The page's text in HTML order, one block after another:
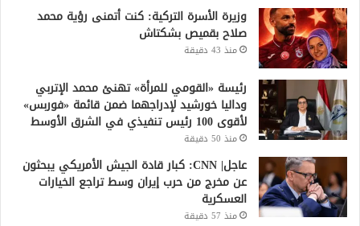
وزيرة الأسرة التركية: كنت أتمنى رؤية محمد
صلاح بقميص بشكتاش
منذ 43 دقيقة
رئيسة «القومي للمرأة» تهنئ محمد الإتربي
وداليا خورشيد لإدراجهما ضمن قائمة «فوربس»
لأقوى 100 رئيس تنفيذي في الشرق الأوسط
منذ 50 دقيقة
عاجل| CNN: كبار قادة الجيش الأمريكي يبحثون
عن مخرج من حرب إيران وسط تراجع الخيارات
العسكرية
منذ 57 دقيقة